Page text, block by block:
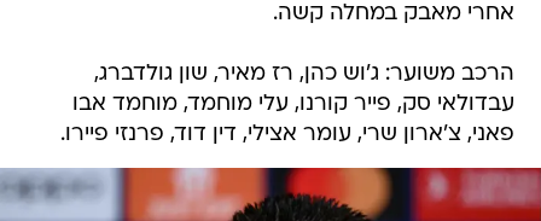
אחרי מאבק במחלה קשה.
הרכב משוער: ג'וש כהן, רז מאיר, שון גולדברג,
עבדולאי סק, פייר קורנו, עלי מוחמד, מוחמד אבו
פאני, צ'ארון שרי, עומר אצילי, דין דוד, פרנזי פיירו.